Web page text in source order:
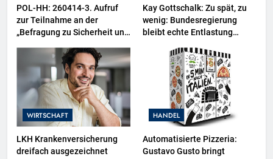
POL-HH: 260414-3. Aufruf
zur Teilnahme an der
„Befragung zu Sicherheit und
(SKiD) 2026“
Kay Gottschalk: Zu spät, zu
wenig: Bundesregierung
bleibt echte Entlastung
WIRTSCHAFT
LKH Krankenversicherung
dreifach ausgezeichnet
HANDEL
Automatisierte Pizzeria:
Gustavo Gusto bringt